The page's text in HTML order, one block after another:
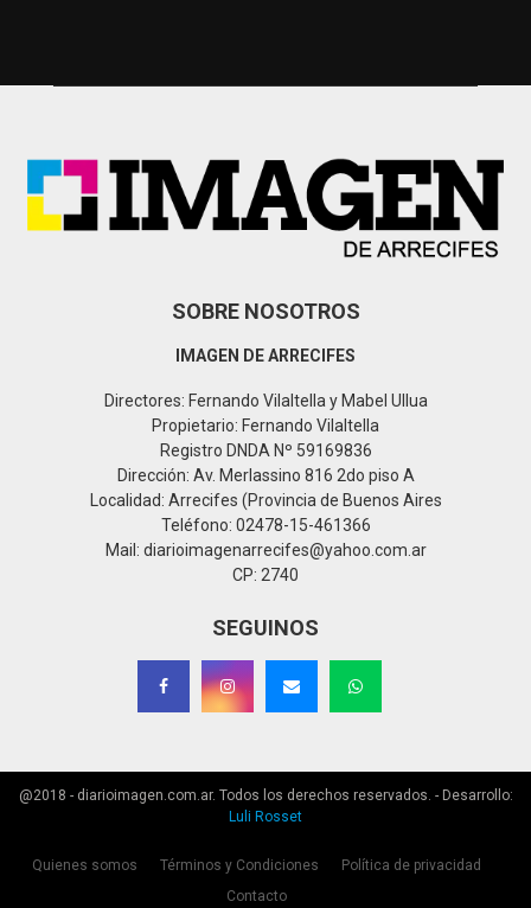
SOBRE NOSOTROS
IMAGEN DE ARRECIFES
Directores: Fernando Vilaltella y Mabel Ullua
Propietario: Fernando Vilaltella
Registro DNDA Nº 59169836
Dirección: Av. Merlassino 816 2do piso A
Localidad: Arrecifes (Provincia de Buenos Aires
Teléfono: 02478-15-461366
Mail: diarioimagenarrecifes@yahoo.com.ar
CP: 2740
SEGUINOS
@2018 - diarioimagen.com.ar. Todos los derechos reservados. - Desarrollo:
Luli Rosset
Quienes somos Términos y Condiciones
Política de privacidad
Contacto